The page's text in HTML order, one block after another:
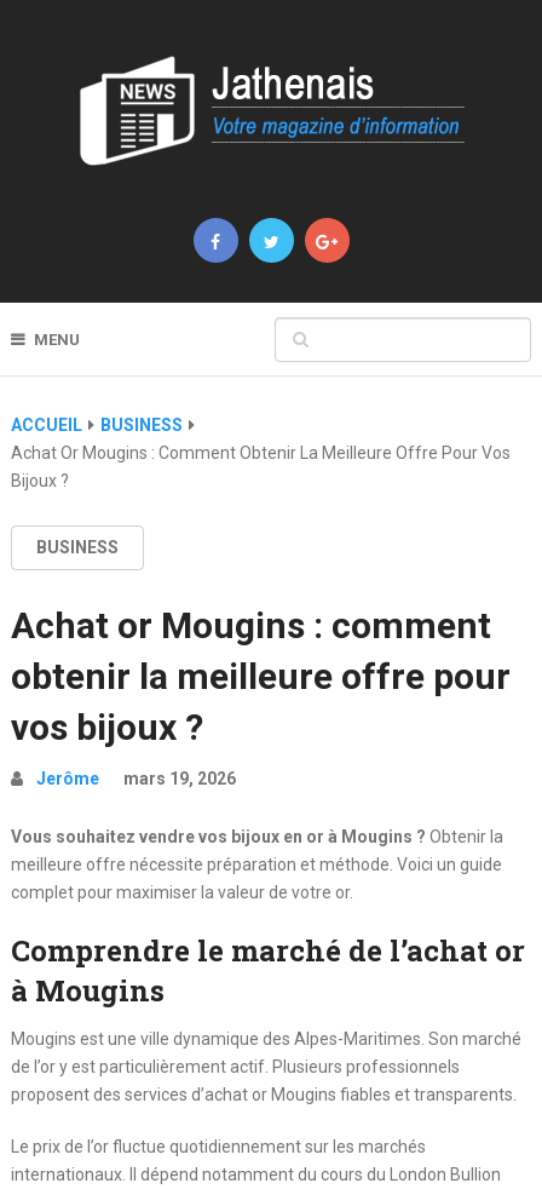
MENU
ACCUEIL
BUSINESS
Achat Or Mougins : Comment Obtenir La Meilleure Offre Pour Vos
Bijoux ?
BUSINESS
Achat or Mougins : comment
obtenir la meilleure offre pour
vos bijoux ?
Jerôme mars 19, 2026
Vous souhaitez vendre vos bijoux en or à Mougins ? Obtenir la
meilleure offre nécessite préparation et méthode. Voici un guide
complet pour maximiser la valeur de votre or.
Comprendre le marché de l’achat or
à Mougins
Mougins est une ville dynamique des Alpes-Maritimes. Son marché
de l’or y est particulièrement actif. Plusieurs professionnels
proposent des services d’achat or Mougins fiables et transparents.
Le prix de l’or fluctue quotidiennement sur les marchés
internationaux. Il dépend notamment du cours du London Bullion